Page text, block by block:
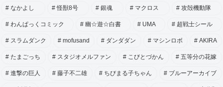
なかよし 怪獣8号 銀魂 マクロス 攻殻機動隊
わんぱっくコミック 幽☆遊☆白書 UMA 超戦士シール
スラムダンク mofusand ダンダダン マシンロボ AKIRA
たまごっち スタジオメルファン こびとづかん 五等分の花嫁
進撃の巨人 藤子不二雄 ちびまる子ちゃん ブルーアーカイブ